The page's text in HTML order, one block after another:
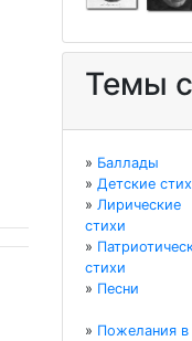
Темы
» Баллады
» Детские
» Лирические
стихи
»
стихи
» Песни
» Пожелания в